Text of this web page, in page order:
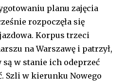
planu zajęcia
rozpoczęła się
Korpus trzeci
na Warszawę i patrzył,
w stanie ich odeprzeć
Szli w kierunku Nowego